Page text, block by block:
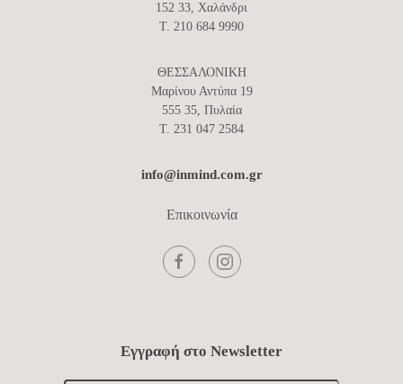
152 33, Χαλάνδρι
T. 210 684 9990
ΘΕΣΣΑΛΟΝΙΚΗ
Μαρίνου Αντύπα 19
555 35, Πυλαία
T. 231 047 2584
info@inmind.com.gr
Επικοινωνία
Εγγραφή στο Newsletter